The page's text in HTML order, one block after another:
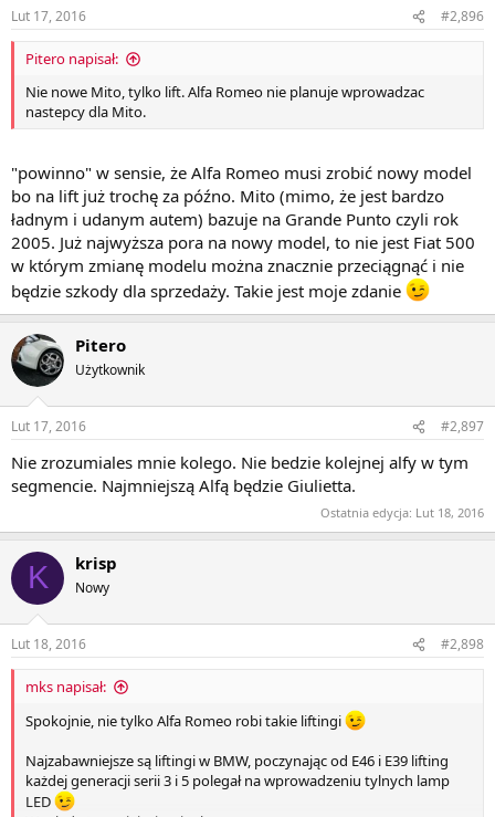
Lut 17, 2016 #2,896
Pitero napisał:
Nie nowe Mito, tylko lift. Alfa Romeo nie planuje wprowadzac
nastepcy dla Mito.
"powinno" w sensie, że Alfa Romeo musi zrobić nowy model
bo na lift już trochę za późno. Mito (mimo, że jest bardzo
ładnym i udanym autem) bazuje na Grande Punto czyli rok
2005. Już najwyższa pora na nowy model, to nie jest Fiat 500
w którym zmianę modelu można znacznie przeciągnąć i nie
będzie szkody dla sprzedaży. Takie jest moje zdanie
Pitero
Użytkownik
Lut 17, 2016 #2,897
Nie zrozumiales mnie kolego. Nie bedzie kolejnej alfy w tym
segmencie. Najmniejszą Alfą będzie Giulietta.
Ostatnia edycja: Lut 18, 2016
K krisp
Nowy
Lut 18, 2016 #2,898
mks napisał:
Spokojnie, nie tylko Alfa Romeo robi takie liftingi
Najzabawniejsze są liftingi w BMW, poczynając od E46 i E39 lifting
każdej generacji serii 3 i 5 polegał na wprowadzeniu tylnych lamp
LED